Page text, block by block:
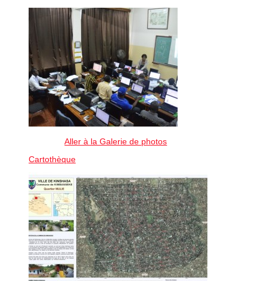
Aller à la Galerie de photos
Cartothèque